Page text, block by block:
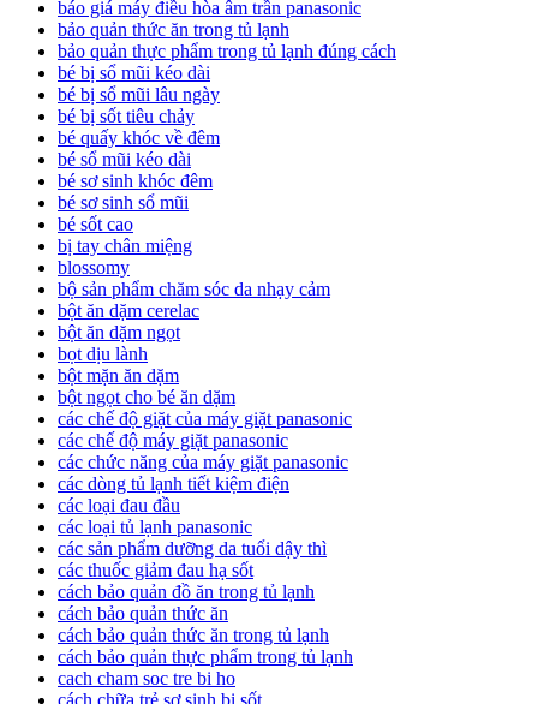
báo giá máy điều hòa âm trần panasonic
bảo quản thức ăn trong tủ lạnh
bảo quản thực phẩm trong tủ lạnh đúng cách
bé bị sổ mũi kéo dài
bé bị sổ mũi lâu ngày
bé bị sốt tiêu chảy
bé quấy khóc về đêm
bé sổ mũi kéo dài
bé sơ sinh khóc đêm
bé sơ sinh sổ mũi
bé sốt cao
bị tay chân miệng
blossomy
bộ sản phẩm chăm sóc da nhạy cảm
bột ăn dặm cerelac
bột ăn dặm ngọt
bọt dịu lành
bột mặn ăn dặm
bột ngọt cho bé ăn dặm
các chế độ giặt của máy giặt panasonic
các chế độ máy giặt panasonic
các chức năng của máy giặt panasonic
các dòng tủ lạnh tiết kiệm điện
các loại đau đầu
các loại tủ lạnh panasonic
các sản phẩm dưỡng da tuổi dậy thì
các thuốc giảm đau hạ sốt
cách bảo quản đồ ăn trong tủ lạnh
cách bảo quản thức ăn
cách bảo quản thức ăn trong tủ lạnh
cách bảo quản thực phẩm trong tủ lạnh
cach cham soc tre bi ho
cách chữa trẻ sơ sinh bị sốt